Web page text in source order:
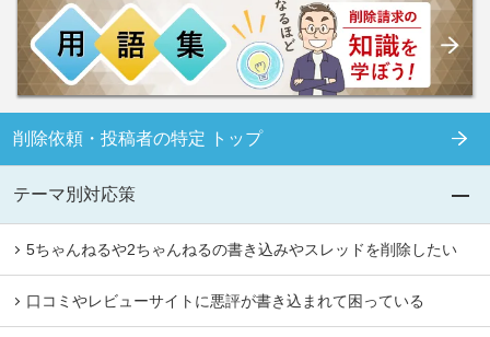
削除依頼・投稿者の特定 トップ
テーマ別対応策
5ちゃんねるや2ちゃんねるの書き込みやスレッドを削除したい
口コミやレビューサイトに悪評が書き込まれて困っている